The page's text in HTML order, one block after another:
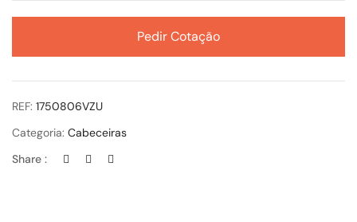
Pedir Cotação
REF: 1750806VZU
Categoria: Cabeceiras
Share :